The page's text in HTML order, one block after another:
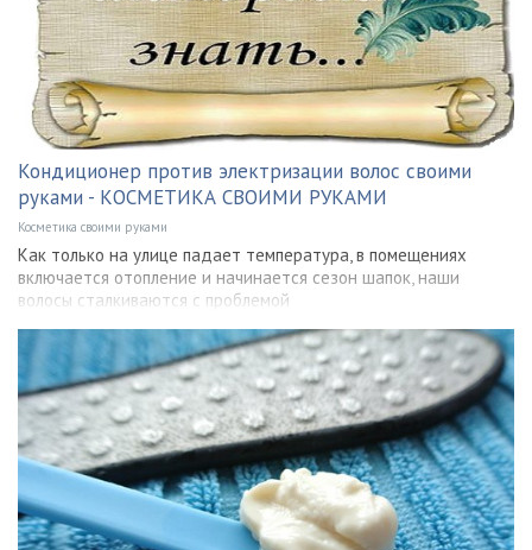
Кондиционер против электризации волос своими
руками - КОСМЕТИКА СВОИМИ РУКАМИ
Косметика своими руками
Как только на улице падает температура, в помещениях
включается отопление и начинается сезон шапок, наши
волосы сталкиваются с проблемой